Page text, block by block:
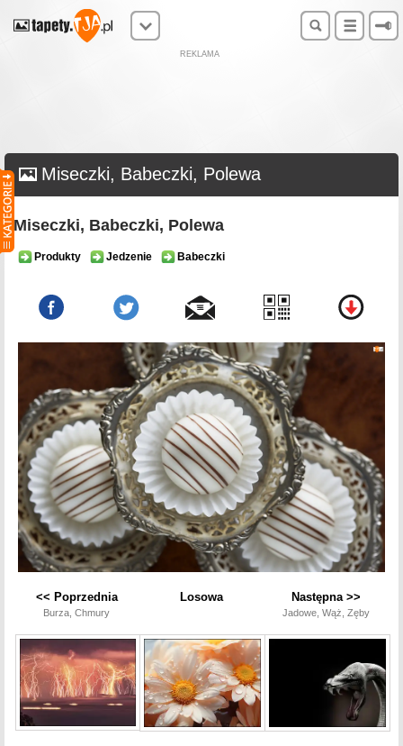
REKLAMA
Miseczki, Babeczki, Polewa
Miseczki, Babeczki, Polewa
Produkty Jedzenie Babeczki
<< Poprzednia
Burza, Chmury
Losowa Następna >>
Jadowe, Wąż, Zęby